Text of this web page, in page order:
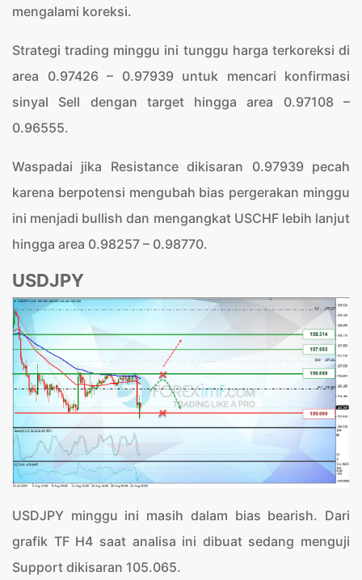
mengalami koreksi.
Strategi trading minggu ini tunggu harga terkoreksi di
area 0.97426 – 0.97939 untuk mencari konfirmasi
sinyal Sell dengan target hingga area 0.97108 –
0.96555.
Waspadai jika Resistance dikisaran 0.97939 pecah
karena berpotensi mengubah bias pergerakan minggu
ini menjadi bullish dan mengangkat USCHF lebih lanjut
hingga area 0.98257 – 0.98770.
USDJPY
USDJPY minggu ini masih dalam bias bearish. Dari
grafik TF H4 saat analisa ini dibuat sedang menguji
Support dikisaran 105.065.